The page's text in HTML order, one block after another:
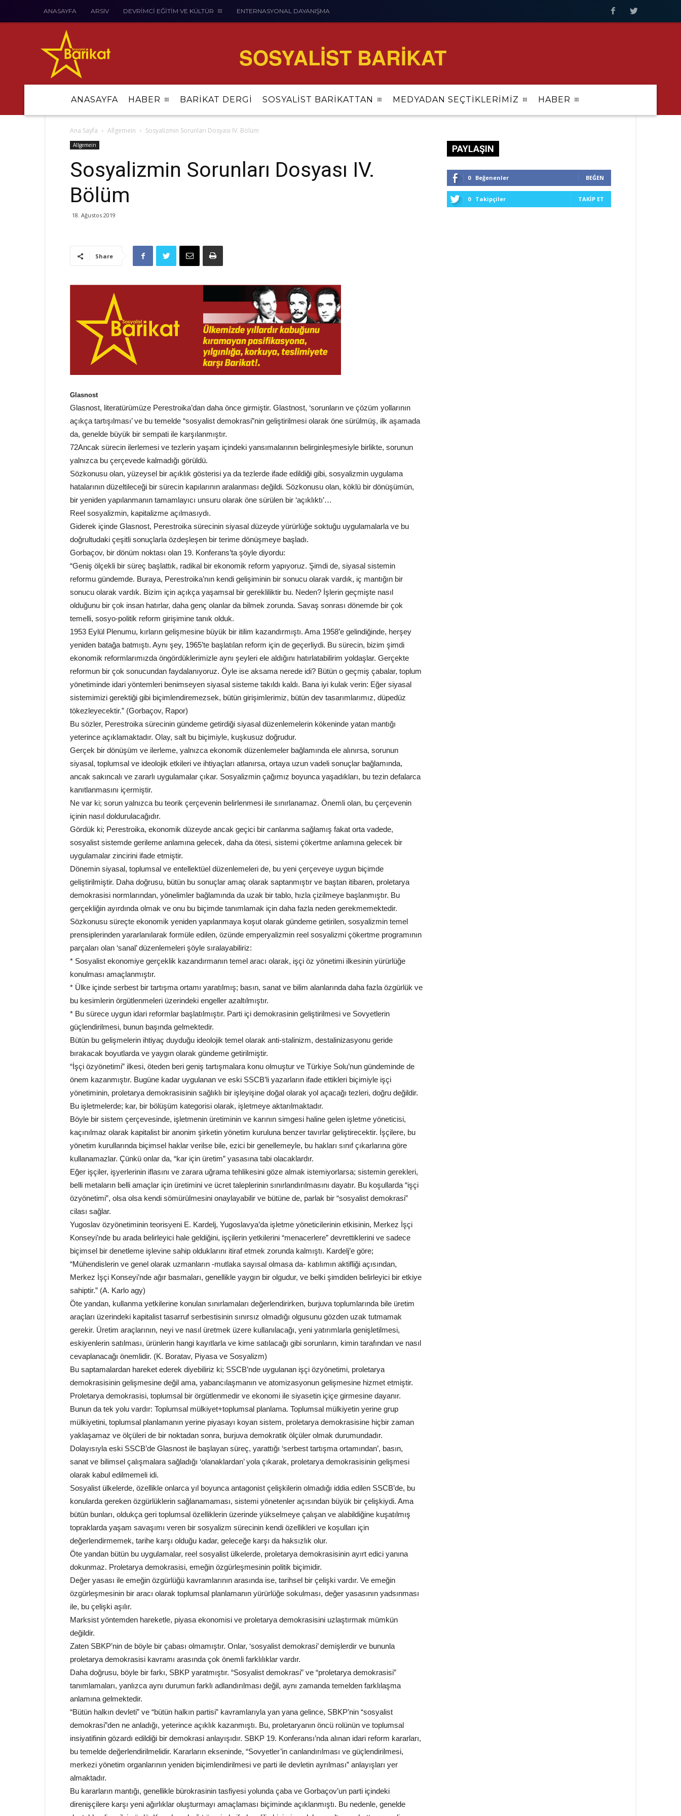
ANASAYFA ARSIV DEVRİMCİ EĞİTİM VE KÜLTÜR ENTERNASYONAL DAYANIŞMA
SOSYALİST BARİKAT
ANASAYFA HABER BARİKAT DERGİ SOSYALİST BARİKATTAN MEDYADAN SEÇTİKLERİMİZ HABER
Ana Sayfa Allgemein Sosyalizmin Sorunları Dosyası IV. Bölüm
Allgemein
Sosyalizmin Sorunları Dosyası IV.
Bölüm
18. Ağustos 2019
Share
Glasnost
Glasnost, literatürümüze Perestroika’dan daha önce girmiştir. Glastnost, ‘sorunların ve çözüm yollarının
açıkça tartışılması’ ve bu temelde “sosyalist demokrasi”nin geliştirilmesi olarak öne sürülmüş, ilk aşamada
da, genelde büyük bir sempati ile karşılanmıştır.
72Ancak sürecin ilerlemesi ve tezlerin yaşam içindeki yansımalarının belirginleşmesiyle birlikte, sorunun
yalnızca bu çerçevede kalmadığı görüldü.
Sözkonusu olan, yüzeysel bir açıklık gösterisi ya da tezlerde ifade edildiği gibi, sosyalizmin uygulama
hatalarının düzeltileceği bir sürecin kapılarının aralanması değildi. Sözkonusu olan, köklü bir dönüşümün,
bir yeniden yapılanmanın tamamlayıcı unsuru olarak öne sürülen bir ‘açıklıktı’…
Reel sosyalizmin, kapitalizme açılmasıydı.
Giderek içinde Glasnost, Perestroika sürecinin siyasal düzeyde yürürlüğe soktuğu uygulamalarla ve bu
doğrultudaki çeşitli sonuçlarla özdeşleşen bir terime dönüşmeye başladı.
Gorbaçov, bir dönüm noktası olan 19. Konferans’ta şöyle diyordu:
“Geniş ölçekli bir süreç başlattık, radikal bir ekonomik reform yapıyoruz. Şimdi de, siyasal sistemin
reformu gündemde. Buraya, Perestroika’nın kendi gelişiminin bir sonucu olarak vardık, iç mantığın bir
sonucu olarak vardık. Bizim için açıkça yaşamsal bir gerekliliktir bu. Neden? İşlerin geçmişte nasıl
olduğunu bir çok insan hatırlar, daha genç olanlar da bilmek zorunda. Savaş sonrası dönemde bir çok
temelli, sosyo-politik reform girişimine tanık olduk.
1953 Eylül Plenumu, kırların gelişmesine büyük bir itilim kazandırmıştı. Ama 1958’e gelindiğinde, herşey
yeniden batağa batmıştı. Aynı şey, 1965’te başlatılan reform için de geçerliydi. Bu sürecin, bizim şimdi
ekonomik reformlarımızda öngördüklerimizle aynı şeyleri ele aldığını hatırlatabilirim yoldaşlar. Gerçekte
reformun bir çok sonucundan faydalanıyoruz. Öyle ise aksama nerede idi? Bütün o geçmiş çabalar, toplum
yönetiminde idari yöntemleri benimseyen siyasal sisteme takıldı kaldı. Bana iyi kulak verin: Eğer siyasal
sistemimizi gerektiği gibi biçimlendiremezsek, bütün girişimlerimiz, bütün dev tasarımlarımız, düpedüz
tökezleyecektir.” (Gorbaçov, Rapor)
Bu sözler, Perestroika sürecinin gündeme getirdiği siyasal düzenlemelerin kökeninde yatan mantığı
yeterince açıklamaktadır. Olay, salt bu biçimiyle, kuşkusuz doğrudur.
Gerçek bir dönüşüm ve ilerleme, yalnızca ekonomik düzenlemeler bağlamında ele alınırsa, sorunun
siyasal, toplumsal ve ideolojik etkileri ve ihtiyaçları atlanırsa, ortaya uzun vadeli sonuçlar bağlamında,
ancak sakıncalı ve zararlı uygulamalar çıkar. Sosyalizmin çağımız boyunca yaşadıkları, bu tezin defalarca
kanıtlanmasını içermiştir.
Ne var ki; sorun yalnızca bu teorik çerçevenin belirlenmesi ile sınırlanamaz. Önemli olan, bu çerçevenin
içinin nasıl doldurulacağıdır.
Gördük ki; Perestroika, ekonomik düzeyde ancak geçici bir canlanma sağlamış fakat orta vadede,
sosyalist sistemde gerileme anlamına gelecek, daha da ötesi, sistemi çökertme anlamına gelecek bir
uygulamalar zincirini ifade etmiştir.
Dönemin siyasal, toplumsal ve entellektüel düzenlemeleri de, bu yeni çerçeveye uygun biçimde
geliştirilmiştir. Daha doğrusu, bütün bu sonuçlar amaç olarak saptanmıştır ve baştan itibaren, proletarya
demokrasisi normlarından, yönelimler bağlamında da uzak bir tablo, hızla çizilmeye başlanmıştır. Bu
gerçekliğin ayırdında olmak ve onu bu biçimde tanımlamak için daha fazla neden gerekmemektedir.
Sözkonusu süreçte ekonomik yeniden yapılanmaya koşut olarak gündeme getirilen, sosyalizmin temel
prensiplerinden yararlanılarak formüle edilen, özünde emperyalizmin reel sosyalizmi çökertme programının
parçaları olan ‘sanal’ düzenlemeleri şöyle sıralayabiliriz:
* Sosyalist ekonomiye gerçeklik kazandırmanın temel aracı olarak, işçi öz yönetimi ilkesinin yürürlüğe
konulması amaçlanmıştır.
* Ülke içinde serbest bir tartışma ortamı yaratılmış; basın, sanat ve bilim alanlarında daha fazla özgürlük ve
bu kesimlerin örgütlenmeleri üzerindeki engeller azaltılmıştır.
* Bu sürece uygun idari reformlar başlatılmıştır. Parti içi demokrasinin geliştirilmesi ve Sovyetlerin
güçlendirilmesi, bunun başında gelmektedir.
Bütün bu gelişmelerin ihtiyaç duyduğu ideolojik temel olarak anti-stalinizm, destalinizasyonu geride
bırakacak boyutlarda ve yaygın olarak gündeme getirilmiştir.
“İşçi özyönetimi” ilkesi, öteden beri geniş tartışmalara konu olmuştur ve Türkiye Solu’nun gündeminde de
önem kazanmıştır. Bugüne kadar uygulanan ve eski SSCB’li yazarların ifade ettikleri biçimiyle işçi
yönetiminin, proletarya demokrasisinin sağlıklı bir işleyişine doğal olarak yol açacağı tezleri, doğru değildir.
Bu işletmelerde; kar, bir bölüşüm kategorisi olarak, işletmeye aktarılmaktadır.
Böyle bir sistem çerçevesinde, işletmenin üretiminin ve karının simgesi haline gelen işletme yöneticisi,
kaçınılmaz olarak kapitalist bir anonim şirketin yönetim kuruluna benzer tavırlar geliştirecektir. İşçilere, bu
yönetim kurullarında biçimsel haklar verilse bile, ezici bir genellemeyle, bu hakları sınıf çıkarlarına göre
kullanamazlar. Çünkü onlar da, “kar için üretim” yasasına tabi olacaklardır.
Eğer işçiler, işyerlerinin iflasını ve zarara uğrama tehlikesini göze almak istemiyorlarsa; sistemin gerekleri,
belli metaların belli amaçlar için üretimini ve ücret taleplerinin sınırlandırılmasını dayatır. Bu koşullarda “işçi
özyönetimi”, olsa olsa kendi sömürülmesini onaylayabilir ve bütüne de, parlak bir “sosyalist demokrasi”
cilası sağlar.
Yugoslav özyönetiminin teorisyeni E. Kardelj, Yugoslavya’da işletme yöneticilerinin etkisinin, Merkez İşçi
Konseyi’nde bu arada belirleyici hale geldiğini, işçilerin yetkilerini “menacerlere” devrettiklerini ve sadece
biçimsel bir denetleme işlevine sahip olduklarını itiraf etmek zorunda kalmıştı. Kardelj’e göre;
“Mühendislerin ve genel olarak uzmanların -mutlaka sayısal olmasa da- katılımın aktifliği açısından,
Merkez İşçi Konseyi’nde ağır basmaları, genellikle yaygın bir olgudur, ve belki şimdiden belirleyici bir etkiye
sahiptir.” (A. Karlo agy)
Öte yandan, kullanma yetkilerine konulan sınırlamaları değerlendirirken, burjuva toplumlarında bile üretim
araçları üzerindeki kapitalist tasarruf serbestisinin sınırsız olmadığı olgusunu gözden uzak tutmamak
gerekir. Üretim araçlarının, neyi ve nasıl üretmek üzere kullanılacağı, yeni yatırımlarla genişletilmesi,
eskiyenlerin satılması, ürünlerin hangi kayıtlarla ve kime satılacağı gibi sorunların, kimin tarafından ve nasıl
cevaplanacağı önemlidir. (K. Boratav, Piyasa ve Sosyalizm)
Bu saptamalardan hareket ederek diyebiliriz ki; SSCB’nde uygulanan işçi özyönetimi, proletarya
demokrasisinin gelişmesine değil ama, yabancılaşmanın ve atomizasyonun gelişmesine hizmet etmiştir.
Proletarya demokrasisi, toplumsal bir örgütlenmedir ve ekonomi ile siyasetin içiçe girmesine dayanır.
Bunun da tek yolu vardır: Toplumsal mülkiyet+toplumsal planlama. Toplumsal mülkiyetin yerine grup
mülkiyetini, toplumsal planlamanın yerine piyasayı koyan sistem, proletarya demokrasisine hiçbir zaman
yaklaşamaz ve ölçüleri de bir noktadan sonra, burjuva demokratik ölçüler olmak durumundadır.
Dolayısıyla eski SSCB’de Glasnost ile başlayan süreç, yarattığı ‘serbest tartışma ortamından’, basın,
sanat ve bilimsel çalışmalara sağladığı ‘olanaklardan’ yola çıkarak, proletarya demokrasisinin gelişmesi
olarak kabul edilmemeli idi.
Sosyalist ülkelerde, özellikle onlarca yıl boyunca antagonist çelişkilerin olmadığı iddia edilen SSCB’de, bu
konularda gereken özgürlüklerin sağlanamaması, sistemi yönetenler açısından büyük bir çelişkiydi. Ama
bütün bunları, oldukça geri toplumsal özelliklerin üzerinde yükselmeye çalışan ve alabildiğine kuşatılmış
topraklarda yaşam savaşımı veren bir sosyalizm sürecinin kendi özellikleri ve koşulları için
değerlendirmemek, tarihe karşı olduğu kadar, geleceğe karşı da haksızlık olur.
Öte yandan bütün bu uygulamalar, reel sosyalist ülkelerde, proletarya demokrasisinin ayırt edici yanına
dokunmaz. Proletarya demokrasisi, emeğin özgürleşmesinin politik biçimidir.
Değer yasası ile emeğin özgürlüğü kavramlarının arasında ise, tarihsel bir çelişki vardır. Ve emeğin
özgürleşmesinin bir aracı olarak toplumsal planlamanın yürürlüğe sokulması, değer yasasının yadsınması
ile, bu çelişki aşılır.
Marksist yöntemden hareketle, piyasa ekonomisi ve proletarya demokrasisini uzlaştırmak mümkün
değildir.
Zaten SBKP’nin de böyle bir çabası olmamıştır. Onlar, ‘sosyalist demokrasi’ demişlerdir ve bununla
proletarya demokrasisi kavramı arasında çok önemli farklılıklar vardır.
Daha doğrusu, böyle bir farkı, SBKP yaratmıştır. “Sosyalist demokrasi” ve “proletarya demokrasisi”
tanımlamaları, yanlızca aynı durumun farklı adlandırılması değil, aynı zamanda temelden farklılaşma
anlamına gelmektedir.
“Bütün halkın devleti” ve “bütün halkın partisi” kavramlarıyla yan yana gelince, SBKP’nin “sosyalist
demokrasi”den ne anladığı, yeterince açıklık kazanmıştı. Bu, proletaryanın öncü rolünün ve toplumsal
insiyatifinin gözardı edildiği bir demokrasi anlayışıdır. SBKP 19. Konferansı’nda alınan idari reform kararları,
bu temelde değerlendirilmelidir. Kararların ekseninde, “Sovyetler’in canlandırılması ve güçlendirilmesi,
merkezi yönetim organlarının yeniden biçimlendirilmesi ve parti ile devletin ayrılması” anlayışları yer
almaktadır.
Bu kararların mantığı, genellikle bürokrasinin tasfiyesi yolunda çaba ve Gorbaçov’un parti içindeki
direnişçilere karşı yeni ağırlıklar oluşturmayı amaçlaması biçiminde açıklanmıştı. Bu nedenle, genelde
PAYLAŞIN
0 Beğenenler BEĞEN
0 Takipçiler TAKIP ET